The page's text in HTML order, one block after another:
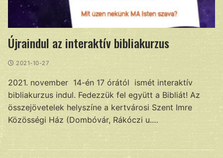
Újraindul az interaktív bibliakurzus
2021-10-27
2021. november 14-én 17 órától ismét interaktív
bibliakurzus indul. Fedezzük fel együtt a Bibliát! Az
összejövetelek helyszíne a kertvárosi Szent Imre
Közösségi Ház (Dombóvár, Rákóczi u.…